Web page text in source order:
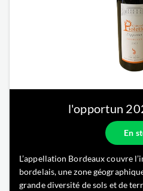
l'opportun
En
L’appellation Bordeaux couvre
bordelais, une zone
grande diversité de sols et de